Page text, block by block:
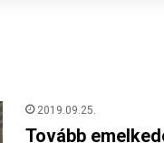
2019.09.25.
Tovább